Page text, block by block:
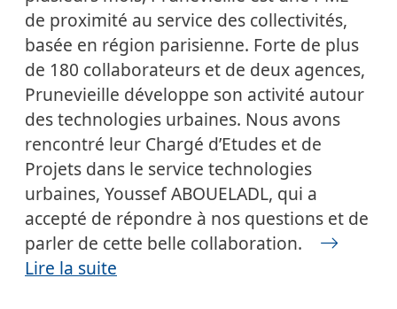
de proximité au service des collectivités,
basée en région parisienne. Forte de plus
de 180 collaborateurs et de deux agences,
Prunevieille développe son activité autour
des technologies urbaines. Nous avons
rencontré leur Chargé d’Etudes et de
Projets dans le service technologies
urbaines, Youssef ABOUELADL, qui a
accepté de répondre à nos questions et de
parler de cette belle collaboration.
Lire la suite